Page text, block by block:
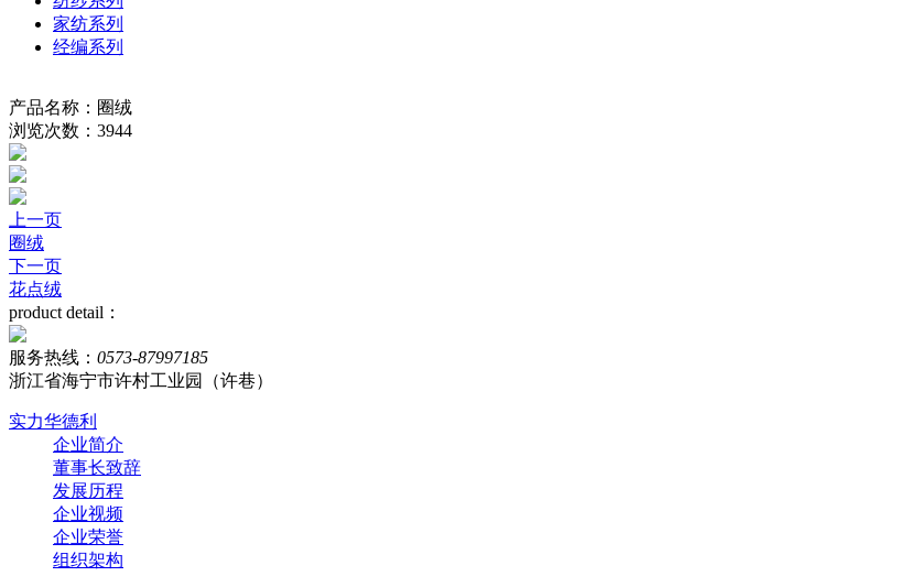
家纺系列
经编系列
产品名称：圈绒
浏览次数：3944
上一页
圈绒
下一页
花点绒
product detail：
服务热线： 0573-87997185
浙江省海宁市许村工业园（许巷）
实力华德利
企业简介
董事长致辞
发展历程
企业视频
企业荣誉
组织架构